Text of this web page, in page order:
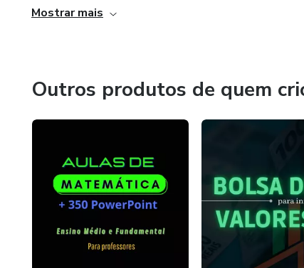
Mostrar mais
Outros produtos de quem